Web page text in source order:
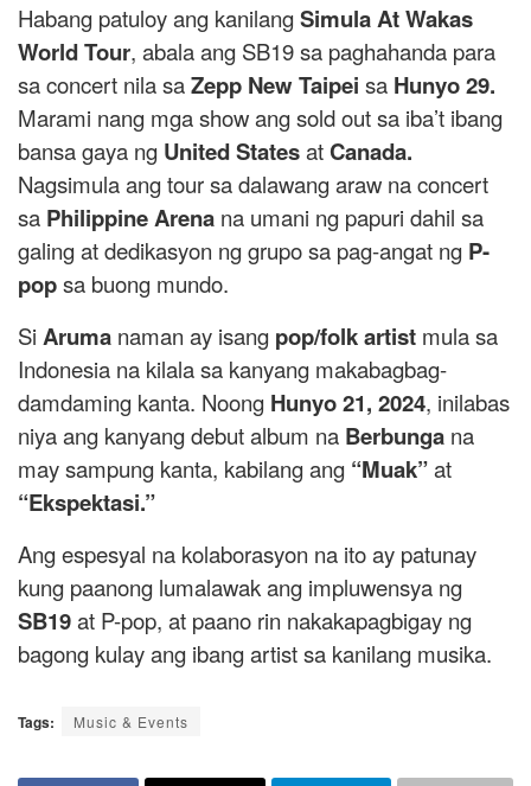
Habang patuloy ang kanilangSimula At Wakas
World Tour, abala ang SB19 sa paghahanda para
sa concert nila saZepp New Taipei sa Hunyo 29.
Marami nang mga show ang sold out sa iba’t ibang
bansa gaya ng United StatesatCanada.
Nagsimula ang tour sa dalawang araw na concert
sa Philippine Arena na umani ng papuri dahil sa
galing at dedikasyon ng grupo sa pag-angat ng P-
popsa buong mundo.
Si Aruma naman ay isang pop/folk artist mula sa
Indonesia na kilala sa kanyang makabagbag-
damdaming kanta. Noong Hunyo 21, 2024, inilabas
niya ang kanyang debut album na Berbunga na
may sampung kanta, kabilang ang “Muak”at
“Ekspektasi.”
Ang espesyal na kolaborasyon na ito ay patunay
kung paanong lumalawak ang impluwensya ng
SB19at P-pop, at paano rin nakakapagbigay ng
bagong kulay ang ibang artist sa kanilang musika.
Tags: Music & Events